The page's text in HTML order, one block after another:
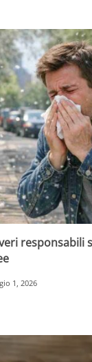
responsabili
1, 2026